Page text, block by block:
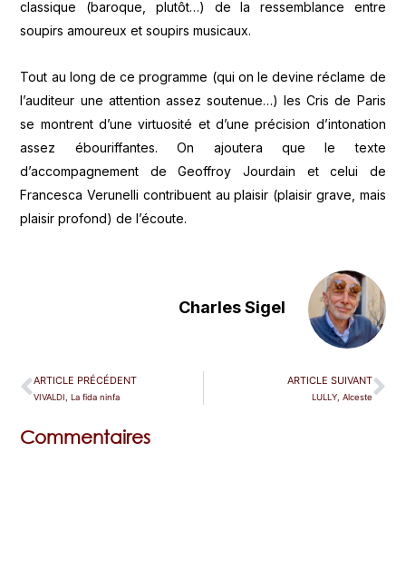
classique (baroque, plutôt…) de la ressemblance entre
soupirs amoureux et soupirs musicaux.
Tout au long de ce programme (qui on le devine réclame de
l’auditeur une attention assez soutenue…) les Cris de Paris
se montrent d’une virtuosité et d’une précision d’intonation
assez ébouriffantes. On ajoutera que le texte
d’accompagnement de Geoffroy Jourdain et celui de
Francesca Verunelli contribuent au plaisir (plaisir grave, mais
plaisir profond) de l’écoute.
Charles Sigel
ARTICLE PRÉCÉDENT
VIVALDI, La fida ninfa
ARTICLE SUIVANT
LULLY, Alceste
Commentaires